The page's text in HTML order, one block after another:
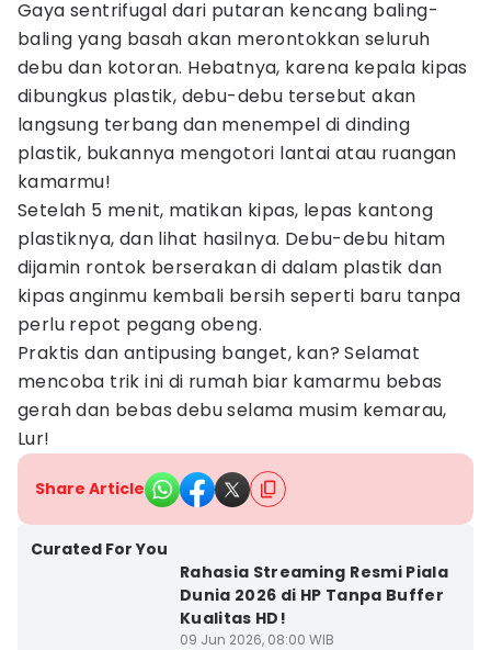
Gaya sentrifugal dari putaran kencang baling-
baling yang basah akan merontokkan seluruh
debu dan kotoran. Hebatnya, karena kepala kipas
dibungkus plastik, debu-debu tersebut akan
langsung terbang dan menempel di dinding
plastik, bukannya mengotori lantai atau ruangan
kamarmu!
Setelah 5 menit, matikan kipas, lepas kantong
plastiknya, dan lihat hasilnya. Debu-debu hitam
dijamin rontok berserakan di dalam plastik dan
kipas anginmu kembali bersih seperti baru tanpa
perlu repot pegang obeng.
Praktis dan antipusing banget, kan? Selamat
mencoba trik ini di rumah biar kamarmu bebas
gerah dan bebas debu selama musim kemarau,
Lur!
Share Article
Curated For You
Rahasia Streaming Resmi Piala
Dunia 2026 di HP Tanpa Buffer
Kualitas HD!
09 Jun 2026, 08:00 WIB